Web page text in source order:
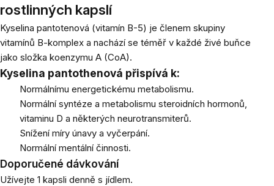
rostlinných kapslí
Kyselina pantotenová (vitamín B-5) je členem skupiny
vitamínů B-komplex a nachází se téměř v každé živé buňce
jako složka koenzymu A (CoA).
Kyselina pantothenová přispívá k:
Normálnímu energetickému metabolismu.
Normální syntéze a metabolismu steroidních hormonů,
vitaminu D a některých neurotransmiterů.
Snížení míry únavy a vyčerpání.
Normální mentální činnosti.
Doporučené dávkování
Užívejte 1 kapsli denně s jídlem.